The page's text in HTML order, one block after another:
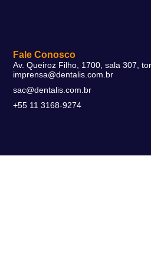
Fale Conosco
Av. Queiroz Filho, 1700, sala 307,
imprensa@dentalis.com.br
sac@dentalis.com.br
+55 11 3168-9274